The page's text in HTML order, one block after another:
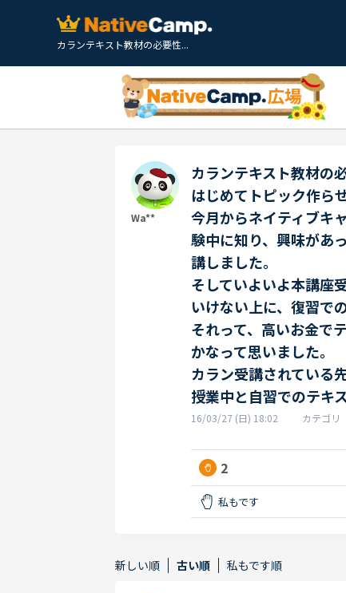
カランテキスト教材の必要性...
Wa**
カランテキスト教材の
はじめてトピック作ら
今月からネイティブキ
験中に知り、興味があ
講しました。
そしていよいよ本講座
いけない上に、復習で
それって、高いお金で
かなって思いました。
カラン受講されている
授業中と自習でのテキ
16/03/27 (日) 18:02 カテゴリ
2
私もです
新しい順 古い順 私もです順